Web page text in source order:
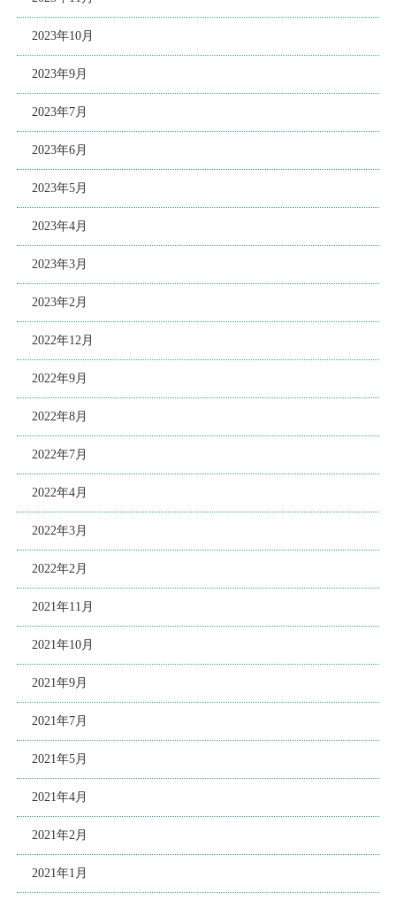
2023年10月
2023年9月
2023年7月
2023年6月
2023年5月
2023年4月
2023年3月
2023年2月
2022年12月
2022年9月
2022年8月
2022年7月
2022年4月
2022年3月
2022年2月
2021年11月
2021年10月
2021年9月
2021年7月
2021年5月
2021年4月
2021年2月
2021年1月